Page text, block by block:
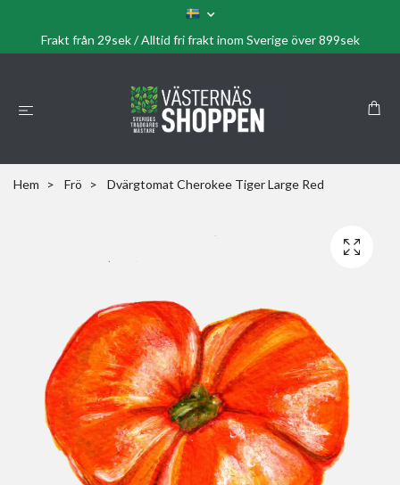
Frakt från 29sek / Alltid fri frakt inom Sverige över 899sek
Hem Frö Dvärgtomat Cherokee Tiger Large Red